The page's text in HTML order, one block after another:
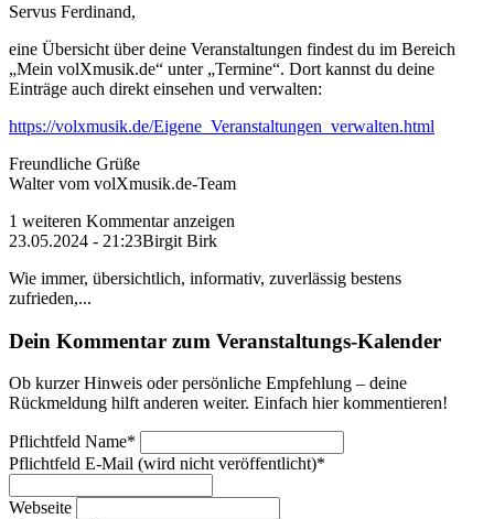
Servus Ferdinand,
eine Übersicht über deine Veranstaltungen findest du im Bereich
„Mein volXmusik.de“ unter „Termine“. Dort kannst du deine
Einträge auch direkt einsehen und verwalten:
https://volxmusik.de/Eigene_Veranstaltungen_verwalten.html
Freundliche Grüße
Walter vom volXmusik.de-Team
1 weiteren Kommentar anzeigen
23.05.2024 - 21:23Birgit Birk
Wie immer, übersichtlich, informativ, zuverlässig bestens
zufrieden,...
Dein Kommentar zum Veranstaltungs-Kalender
Ob kurzer Hinweis oder persönliche Empfehlung – deine
Rückmeldung hilft anderen weiter. Einfach hier kommentieren!
Pflichtfeld Name*
Pflichtfeld E-Mail (wird nicht veröffentlicht)*
Webseite